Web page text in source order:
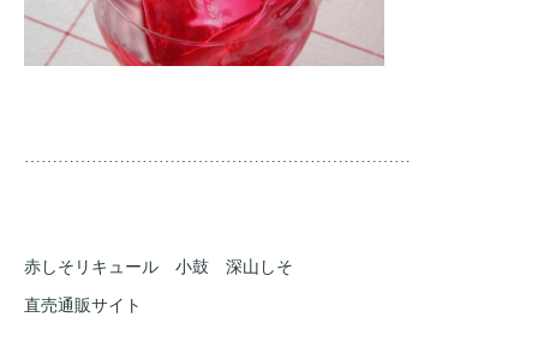
……………………………………………………………
赤しそリキュール 小鼓 深山しそ
直売通販サイト